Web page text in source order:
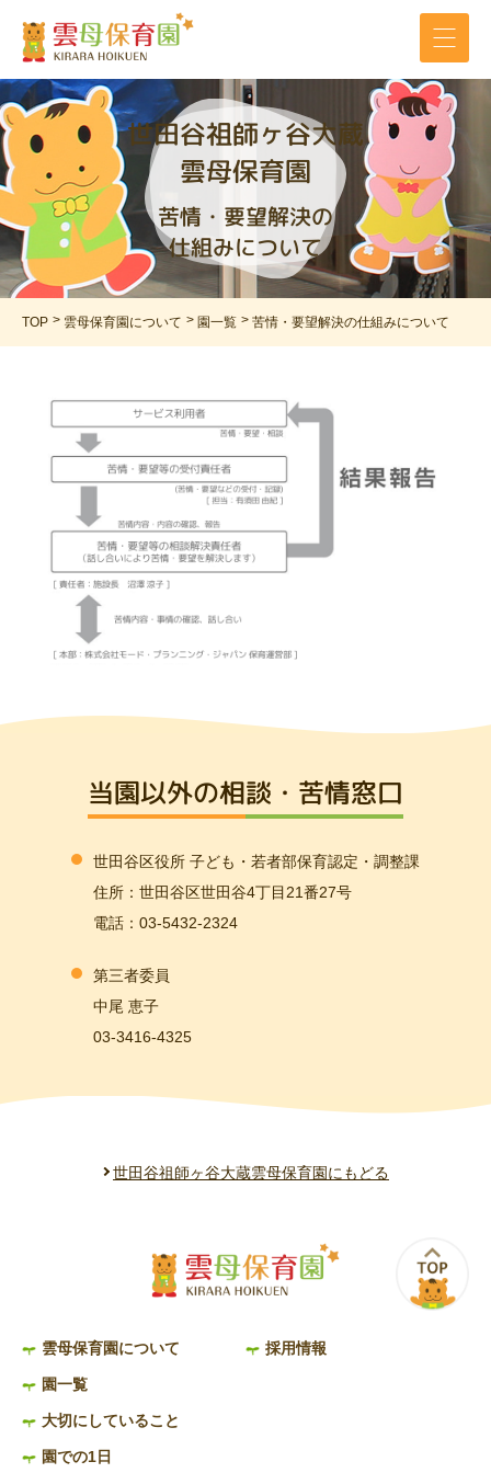
世田谷祖師ヶ谷大蔵
雲母保育園
苦情・要望解決の
仕組みについて
TOP 雲母保育園について 園一覧 苦情・要望解決の仕組みについて
当園以外の相談・苦情窓口
世田谷区役所 子ども・若者部保育認定・調整課
住所：世田谷区世田谷4丁目21番27号
電話：03-5432-2324
第三者委員
中尾 恵子
03-3416-4325
世田谷祖師ヶ谷大蔵雲母保育園にもどる
雲母保育園について
園一覧
大切にしていること
園での1日
採用情報